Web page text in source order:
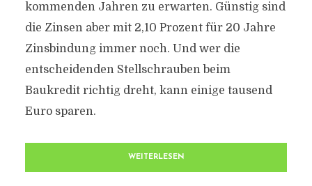
kommenden Jahren zu erwarten. Günstig sind
die Zinsen aber mit 2,10 Prozent für 20 Jahre
Zinsbindung immer noch. Und wer die
entscheidenden Stellschrauben beim
Baukredit richtig dreht, kann einige tausend
Euro sparen.
WEITERLESEN